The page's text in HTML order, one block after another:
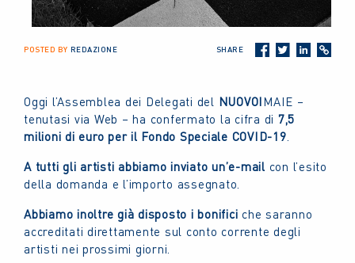
POSTED BY REDAZIONE SHARE
Oggi l’Assemblea dei Delegati del NUOVOIMAIE –
tenutasi via Web – ha confermato la cifra di 7,5
milioni di euro per il Fondo Speciale COVID-19
A tutti gli artisti abbiamo inviato un’e-mail con l’esito
della domanda e l’importo assegnato.
Abbiamo inoltre già disposto i bonifici che saranno
accreditati direttamente sul conto corrente degli
artisti nei prossimi giorni.